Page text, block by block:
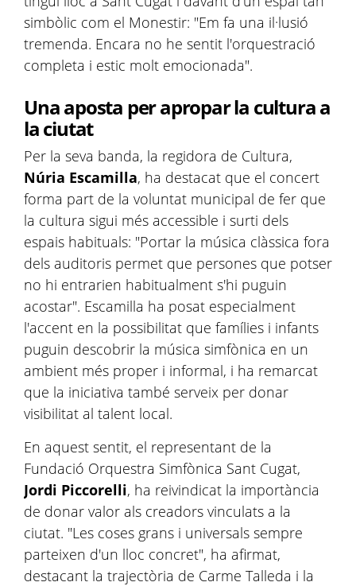
simbòlic com el Monestir: "Em fa una il·lusió
tremenda. Encara no he sentit l'orquestració
completa i estic molt emocionada".
Una aposta per apropar la cultura a
la ciutat
Per la seva banda, la regidora de Cultura,
Núria Escamilla, ha destacat que el concert
forma part de la voluntat municipal de fer que
la cultura sigui més accessible i surti dels
espais habituals: "Portar la música clàssica fora
dels auditoris permet que persones que potser
no hi entrarien habitualment s'hi puguin
acostar". Escamilla ha posat especialment
l'accent en la possibilitat que famílies i infants
puguin descobrir la música simfònica en un
ambient més proper i informal, i ha remarcat
que la iniciativa també serveix per donar
visibilitat al talent local.
En aquest sentit, el representant de la
Fundació Orquestra Simfònica Sant Cugat,
Jordi Piccorelli, ha reivindicat la importància
de donar valor als creadors vinculats a la
ciutat. "Les coses grans i universals sempre
parteixen d'un lloc concret", ha afirmat,
destacant la trajectòria de Carme Talleda i la